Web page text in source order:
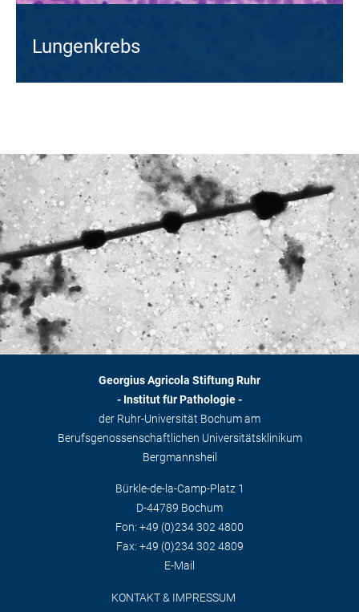
Lungenkrebs
Georgius Agricola Stiftung Ruhr
- Institut für Pathologie -
der Ruhr-Universität Bochum am
Berufsgenossenschaftlichen Universitätsklinikum
Bergmannsheil
Bürkle-de-la-Camp-Platz 1
D-44789 Bochum
Fon: +49 (0)234 302 4800
Fax: +49 (0)234 302 4809
E-Mail
KONTAKT & IMPRESSUM